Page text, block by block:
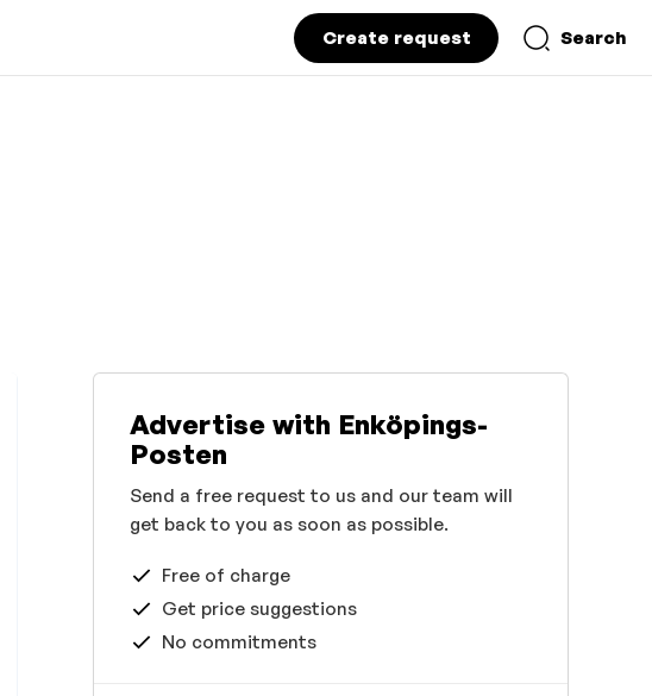
Create request Search
Advertise with Enköpings-
Posten
Send a free request to us and our team will
get back to you as soon as possible.
Free of charge
Get price suggestions
No commitments